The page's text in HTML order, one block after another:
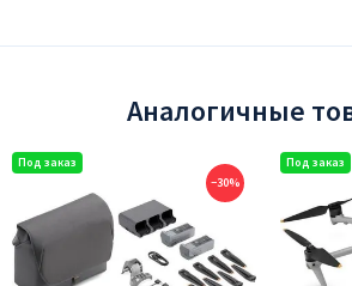
Аналогичные
−30%